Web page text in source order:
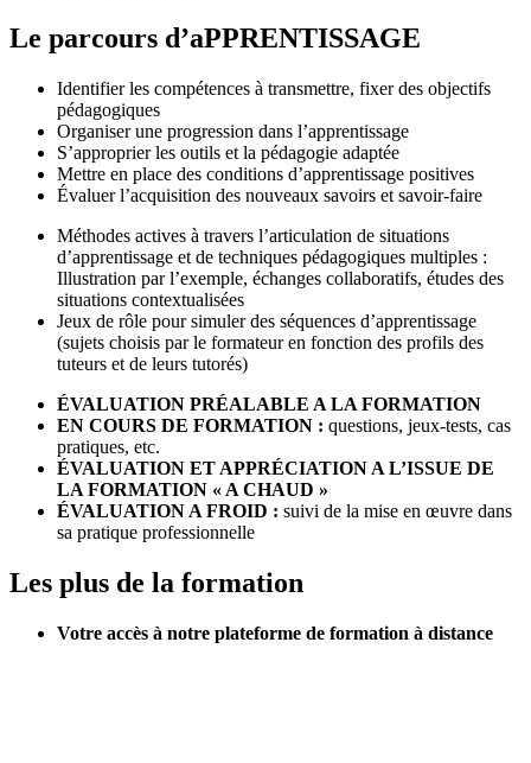
Le parcours d’aPPRENTISSAGE
Identifier les compétences à transmettre, fixer des objectifs
pédagogiques
Organiser une progression dans l’apprentissage
S’approprier les outils et la pédagogie adaptée
Mettre en place des conditions d’apprentissage positives
Évaluer l’acquisition des nouveaux savoirs et savoir-faire
Méthodes actives à travers l’articulation de situations
d’apprentissage et de techniques pédagogiques multiples :
Illustration par l’exemple, échanges collaboratifs, études des
situations contextualisées
Jeux de rôle pour simuler des séquences d’apprentissage
(sujets choisis par le formateur en fonction des profils des
tuteurs et de leurs tutorés)
ÉVALUATION PRÉALABLE A LA FORMATION
EN COURS DE FORMATION : questions, jeux-tests, cas
pratiques, etc.
ÉVALUATION ET APPRÉCIATION A L’ISSUE DE
LA FORMATION « A CHAUD »
ÉVALUATION A FROID : suivi de la mise en œuvre dans
sa pratique professionnelle
Les plus de la formation
Votre accès à notre plateforme de formation à distance